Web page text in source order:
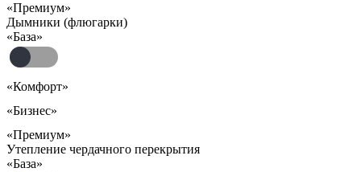
«Премиум»
Дымники (флюгарки)
«База»
«Комфорт»
«Бизнес»
«Премиум»
Утепление чердачного перекрытия
«База»